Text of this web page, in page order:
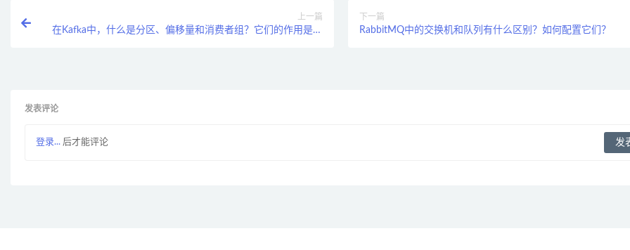
上一篇
在Kafka中，什么是分区、偏移量和消费者组？它们的作用是什
下一篇
RabbitMQ中的交换机和队列有什么区别？如何配置它们？
发表评论
登录... 后才能评论